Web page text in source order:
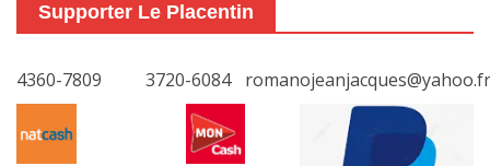
Supporter Le Placentin
4360-7809 3720-6084 romanojeanjacques@yahoo.fr